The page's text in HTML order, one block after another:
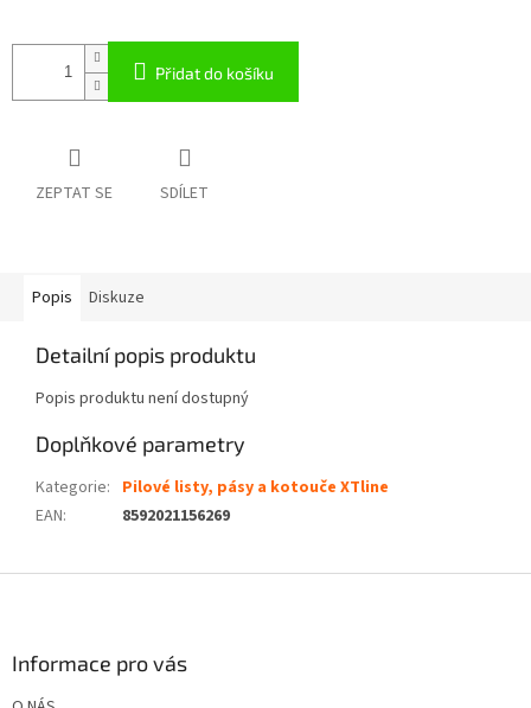
Přidat do košíku
ZEPTAT SE SDÍLET
Popis Diskuze
Detailní popis produktu
Popis produktu není dostupný
Doplňkové parametry
Kategorie: Pilové listy, pásy a kotouče XTline
EAN: 8592021156269
Informace pro vás